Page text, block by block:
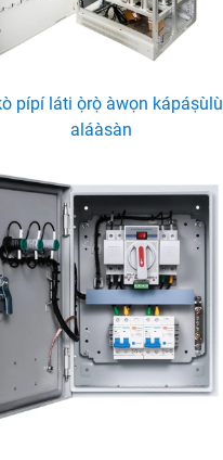
pípí láti ọ̀rọ̀ àwọn kápáṣùlù
aláàsàn